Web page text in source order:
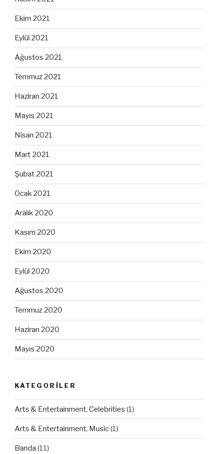
Ekim 2021
Eylül 2021
Ağustos 2021
Temmuz 2021
Haziran 2021
Mayıs 2021
Nisan 2021
Mart 2021
Şubat 2021
Ocak 2021
Aralık 2020
Kasım 2020
Ekim 2020
Eylül 2020
Ağustos 2020
Temmuz 2020
Haziran 2020
Mayıs 2020
KATEGORILER
Arts & Entertainment, Celebrities (1)
Arts & Entertainment, Music(1)
Banda (11)